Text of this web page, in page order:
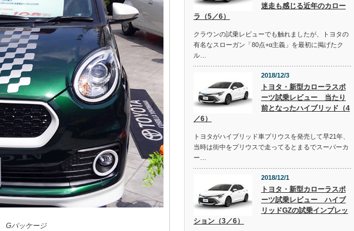
Gパッケージ
迷走も感じる近年のカロー
ラ（5／6）
クラウンの試乗レビューでも触れましたが、トヨタの
有名なスローガン「80点+α主義」を最初に掲げたク
ル…
2018/12/3
トヨタ・新型カローラスポ
ーツ試乗レビュー 当たり
前となったハイブリッド（4
／6）
トヨタがハイブリッド車プリウスを発売して早21年、
当時は街中をプリウスで走ってるとまるでスーパーカ
ー…
2018/12/1
トヨタ・新型カローラスポ
ーツ試乗レビュー ハイブ
リッドGZの試乗インプレッ
ション（3／6）